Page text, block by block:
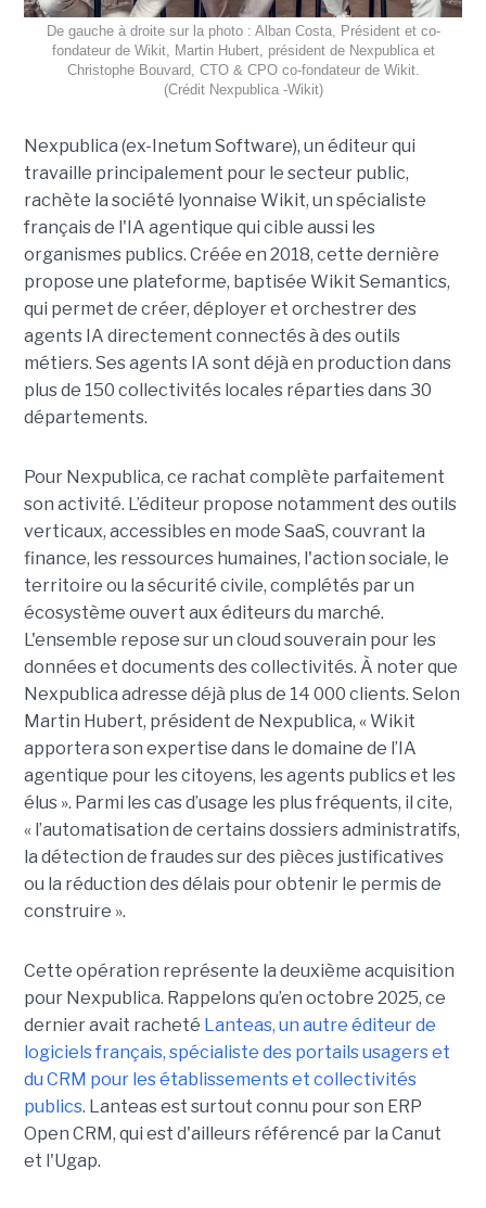
De gauche à droite sur la photo : Alban Costa, Président et co-
fondateur de Wikit, Martin Hubert, président de Nexpublica et
Christophe Bouvard, CTO & CPO co-fondateur de Wikit.
(Crédit Nexpublica -Wikit)
Nexpublica (ex-Inetum Software), un éditeur qui
travaille principalement pour le secteur public,
rachète la société lyonnaise Wikit, un spécialiste
français de l'IA agentique qui cible aussi les
organismes publics. Créée en 2018, cette dernière
propose une plateforme, baptisée Wikit Semantics,
qui permet de créer, déployer et orchestrer des
agents IA directement connectés à des outils
métiers. Ses agents IA sont déjà en production dans
plus de 150 collectivités locales réparties dans 30
départements.
Pour Nexpublica, ce rachat complète parfaitement
son activité. L’éditeur propose notamment des outils
verticaux, accessibles en mode SaaS, couvrant la
finance, les ressources humaines, l'action sociale, le
territoire ou la sécurité civile, complétés par un
écosystème ouvert aux éditeurs du marché.
L'ensemble repose sur un cloud souverain pour les
données et documents des collectivités. À noter que
Nexpublica adresse déjà plus de 14 000 clients. Selon
Martin Hubert, président de Nexpublica, « Wikit
apportera son expertise dans le domaine de l’IA
agentique pour les citoyens, les agents publics et les
élus ». Parmi les cas d’usage les plus fréquents, il cite,
« l’automatisation de certains dossiers administratifs,
la détection de fraudes sur des pièces justificatives
ou la réduction des délais pour obtenir le permis de
construire ».
Cette opération représente la deuxième acquisition
pour Nexpublica. Rappelons qu’en octobre 2025, ce
dernier avait racheté Lanteas, un autre éditeur de
logiciels français, spécialiste des portails usagers et
du CRM pour les établissements et collectivités
publics. Lanteas est surtout connu pour son ERP
Open CRM, qui est d'ailleurs référencé par la Canut
et l'Ugap.